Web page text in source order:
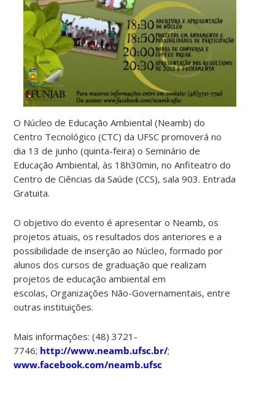
O Núcleo de Educação Ambiental (Neamb) do
Centro Tecnológico (CTC) da UFSC promoverá no
dia 13 de junho (quinta-feira) o Seminário de
Educação Ambiental, às 18h30min, no Anfiteatro do
Centro de Ciências da Saúde (CCS), sala 903. Entrada
Gratuita.
O objetivo do evento é apresentar o Neamb, os
projetos atuais, os resultados dos anteriores e a
possibilidade de inserção ao Núcleo, formado por
alunos dos cursos de graduação que realizam
projetos de educação ambiental em
escolas, Organizações Não-Governamentais, entre
outras instituições.
Mais informações: (48) 3721-
7746; http://www.neamb.ufsc.br/;
www.facebook.com/neamb.ufsc